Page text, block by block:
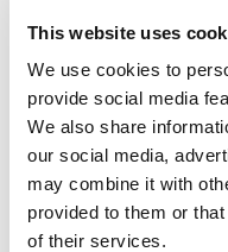
This website uses
We use cookies to
provide social media
We also share
our social media,
may combine it with
provided to them or
of their services.
travailleurs et
sans devoir travailler
Ce ne sont pas
dessus de
politiciens